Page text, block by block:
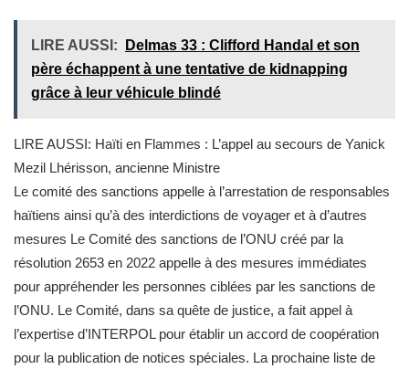
LIRE AUSSI:
Delmas 33 : Clifford Handal et son
père échappent à une tentative de kidnapping
grâce à leur véhicule blindé
LIRE AUSSI: Haïti en Flammes : L’appel au secours de Yanick
Mezil Lhérisson, ancienne Ministre
Le comité des sanctions appelle à l’arrestation de responsables
haïtiens ainsi qu’à des interdictions de voyager et à d’autres
mesures Le Comité des sanctions de l’ONU créé par la
résolution 2653 en 2022 appelle à des mesures immédiates
pour appréhender les personnes ciblées par les sanctions de
l’ONU. Le Comité, dans sa quête de justice, a fait appel à
l’expertise d’INTERPOL pour établir un accord de coopération
pour la publication de notices spéciales. La prochaine liste de